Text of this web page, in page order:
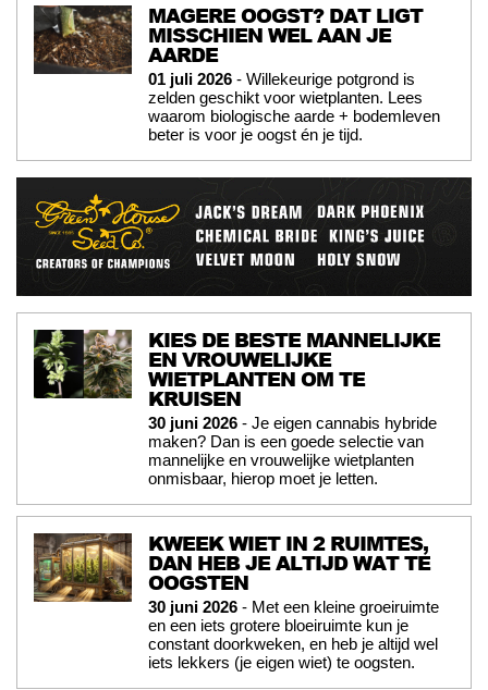
MAGERE OOGST? DAT LIGT
MISSCHIEN WEL AAN JE
AARDE
01 juli 2026 - Willekeurige potgrond is
zelden geschikt voor wietplanten. Lees
waarom biologische aarde + bodemleven
beter is voor je oogst én je tijd.
KIES DE BESTE MANNELIJKE
EN VROUWELIJKE
WIETPLANTEN OM TE
KRUISEN
30 juni 2026 - Je eigen cannabis hybride
maken? Dan is een goede selectie van
mannelijke en vrouwelijke wietplanten
onmisbaar, hierop moet je letten.
KWEEK WIET IN 2 RUIMTES,
DAN HEB JE ALTIJD WAT TE
OOGSTEN
30 juni 2026 - Met een kleine groeiruimte
en een iets grotere bloeiruimte kun je
constant doorkweken, en heb je altijd wel
iets lekkers (je eigen wiet) te oogsten.